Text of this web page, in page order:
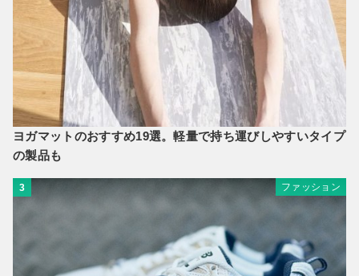
ヨガマットのおすすめ19選。軽量で持ち運びしやすいタイプ
の製品も
3 ファッション